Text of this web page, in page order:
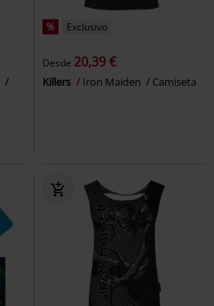
% Exclusivo
Desde 20,39 €
Killers Iron Maiden Camiseta